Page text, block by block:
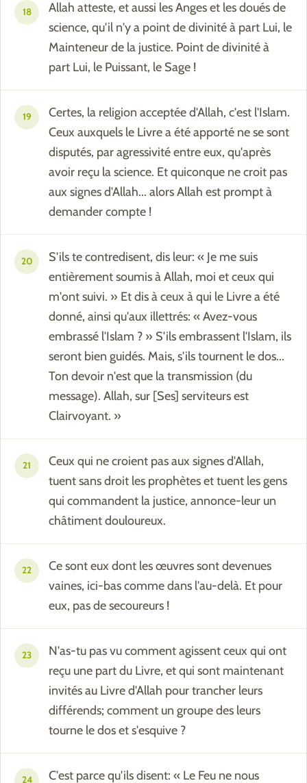
18
Allah atteste, et aussi les Anges et les doués de
science, qu'il n'y a point de divinité à part Lui, le
Mainteneur de la justice. Point de divinité à
part Lui, le Puissant, le Sage !
19
Certes, la religion acceptée d'Allah, c'est l'Islam.
Ceux auxquels le Livre a été apporté ne se sont
disputés, par agressivité entre eux, qu'après
avoir reçu la science. Et quiconque ne croit pas
aux signes d'Allah... alors Allah est prompt à
demander compte !
20
S'ils te contredisent, dis leur: « Je me suis
entièrement soumis à Allah, moi et ceux qui
m'ont suivi. » Et dis à ceux à qui le Livre a été
donné, ainsi qu'aux illettrés: « Avez-vous
embrassé l'Islam ? » S'ils embrassent l'Islam, ils
seront bien guidés. Mais, s'ils tournent le dos...
Ton devoir n'est que la transmission (du
message). Allah, sur [Ses] serviteurs est
Clairvoyant. »
21
Ceux qui ne croient pas aux signes d'Allah,
tuent sans droit les prophètes et tuent les gens
qui commandent la justice, annonce-leur un
châtiment douloureux.
22
Ce sont eux dont les œuvres sont devenues
vaines, ici-bas comme dans l'au-delà. Et pour
eux, pas de secoureurs !
23
N'as-tu pas vu comment agissent ceux qui ont
reçu une part du Livre, et qui sont maintenant
invités au Livre d'Allah pour trancher leurs
différends; comment un groupe des leurs
tourne le dos et s'esquive ?
24
C'est parce qu'ils disent: « Le Feu ne nous